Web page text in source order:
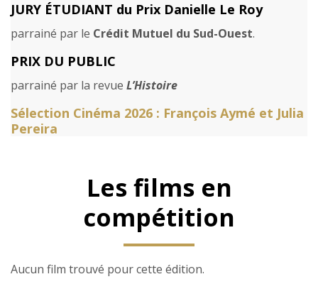
JURY ÉTUDIANT du Prix Danielle Le Roy
parrainé par le Crédit Mutuel du Sud-Ouest.
PRIX DU PUBLIC
parrainé par la revue LʼHistoire
Sélection Cinéma 2026 : François Aymé et Julia
Pereira
Les films en
compétition
Aucun film trouvé pour cette édition.